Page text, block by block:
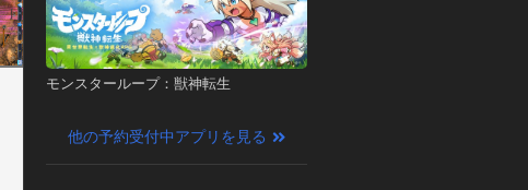
モンスターループ：獣神転生
他の予約受付中アプリを見る